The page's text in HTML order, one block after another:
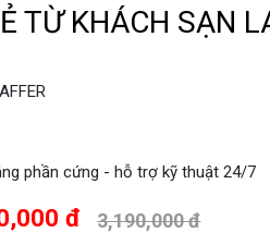
TỪ KHÁCH SẠN
phần cứng - hỗ trợ kỹ thuật 24/7
đ 3,190,000 đ